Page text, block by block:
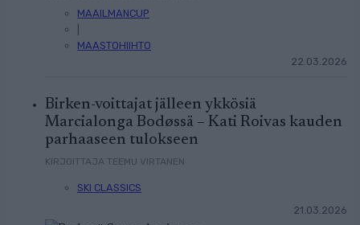
MAAILMANCUP
MAASTOHIIHTO
22.03.2026
Birken-voittajat jälleen ykkösiä
Marcialonga Bodøssä – Kati Roivas kauden
parhaaseen tulokseen
KIRJOITTAJA TEEMU VIRTANEN
SKI CLASSICS
21.03.2026